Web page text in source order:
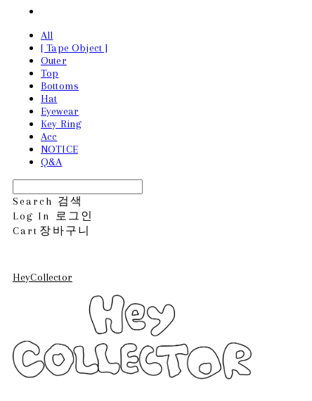
All
[ Tape Object ]
Outer
Top
Bottoms
Hat
Eyewear
Key Ring
Acc
NOTICE
Q&A
Search 검색
Log In
로그인
Cart 장바구니
HeyCollector